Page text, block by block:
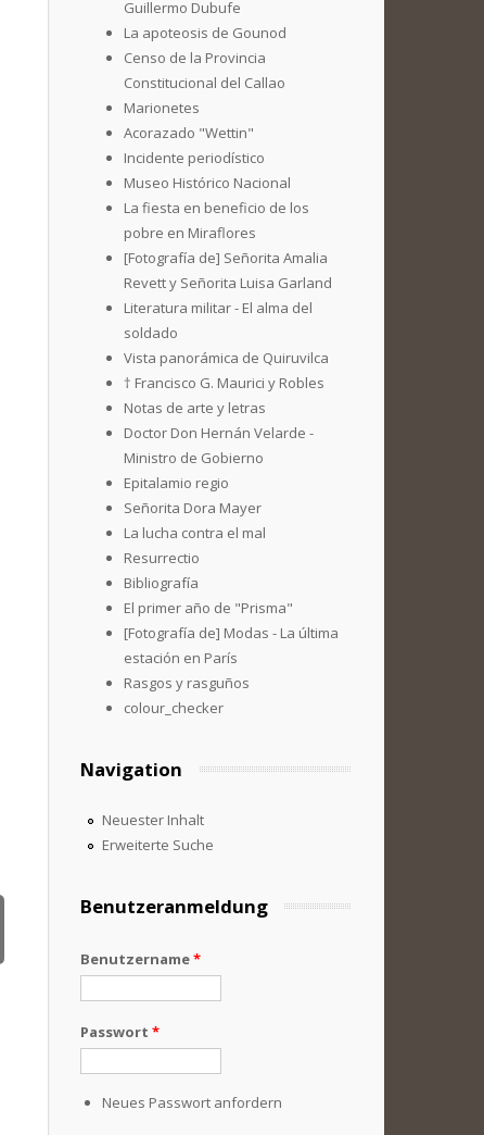
Guillermo Dubufe
La apoteosis de Gounod
Censo de la Provincia
Constitucional del Callao
Marionetes
Acorazado "Wettin"
Incidente periodístico
Museo Histórico Nacional
La fiesta en beneficio de los
pobre en Miraflores
[Fotografía de] Señorita Amalia
Revett y Señorita Luisa Garland
Literatura militar - El alma del
soldado
Vista panorámica de Quiruvilca
† Francisco G. Maurici y Robles
Notas de arte y letras
Doctor Don Hernán Velarde -
Ministro de Gobierno
Epitalamio regio
Señorita Dora Mayer
La lucha contra el mal
Resurrectio
Bibliografía
El primer año de "Prisma"
[Fotografía de] Modas - La última
estación en París
Rasgos y rasguños
colour_checker
Navigation
Neuester Inhalt
Erweiterte Suche
Benutzeranmeldung
Benutzername*
Passwort *
Neues Passwort anfordern